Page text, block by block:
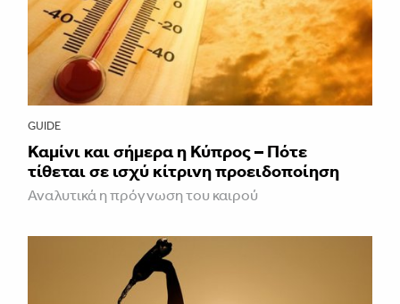
GUIDE
Καμίνι και σήμερα η Κύπρος – Πότε
τίθεται σε ισχύ κίτρινη προειδοποίηση
Αναλυτικά η πρόγνωση του καιρού